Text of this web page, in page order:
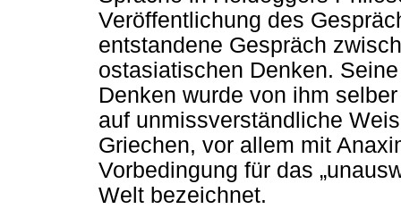
Veröffentlichung des
entstandene Gespräch
ostasiatischen Denken.
Denken wurde von ihm
auf unmissverständliche
Griechen, vor allem mit
Vorbedingung für das
Welt bezeichnet.